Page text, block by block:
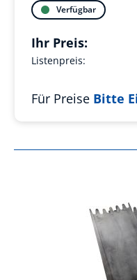
Verfügbar
Listenpreis:
Ihr Preis:
Für Preise Bitte